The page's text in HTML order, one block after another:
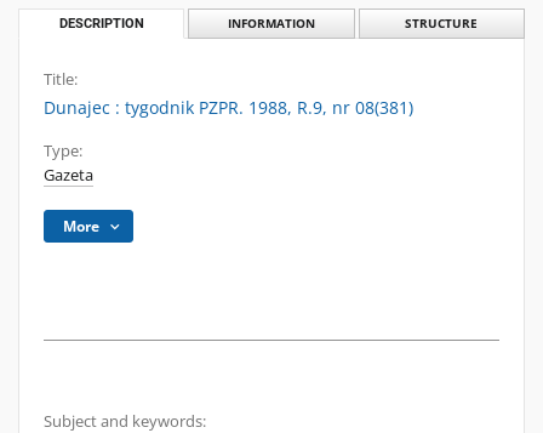
DESCRIPTION INFORMATION STRUCTURE
Title:
Dunajec : tygodnik PZPR. 1988, R.9, nr 08(381)
Type:
Gazeta
More
Subject and keywords: